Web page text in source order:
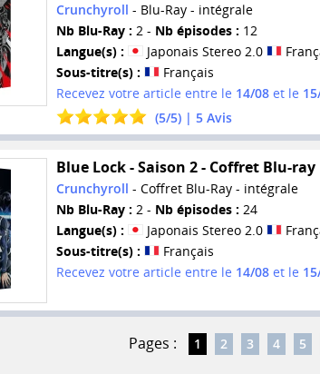
Crunchyroll - Blu-Ray - intégrale
Nb Blu-Ray : 2 - Nb épisodes : 12
Langue(s) :
Japonais Stereo 2.0
Sous-titre(s) :
Français
Recevez votre article entre le 14/08et le
(5/5) | 5Avis
Blue Lock - Saison 2 - Coffret Blu-ray
Crunchyroll - Coffret Blu-Ray - intégrale
Nb Blu-Ray : 2 - Nb épisodes : 24
Langue(s) :
Japonais Stereo 2.0
Sous-titre(s) :
Français
Recevez votre article entre le 14/08et le
Pages : 1 2 3 4 5